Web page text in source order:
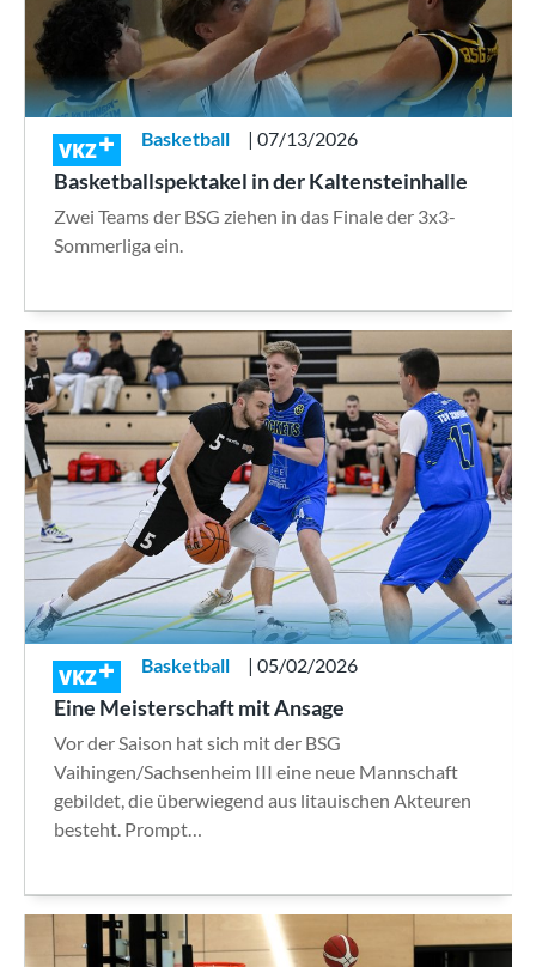
VKZ Basketball | 07/13/2026
Basketballspektakel in der Kaltensteinhalle
Zwei Teams der BSG ziehen in das Finale der 3x3-
Sommerliga ein.
VKZ Basketball | 05/02/2026
Eine Meisterschaft mit Ansage
Vor der Saison hat sich mit der BSG
Vaihingen/Sachsenheim III eine neue Mannschaft
gebildet, die überwiegend aus litauischen Akteuren
besteht. Prompt…